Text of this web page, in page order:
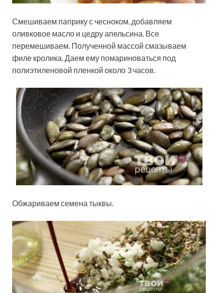
Смешиваем паприку с чесноком, добавляем
оливковое масло и цедру апельсина. Все
перемешиваем. Полученной массой смазываем
филе кролика. Даем ему помариноваться под
полиэтиленовой пленкой около 3 часов.
Обжариваем семена тыквы.